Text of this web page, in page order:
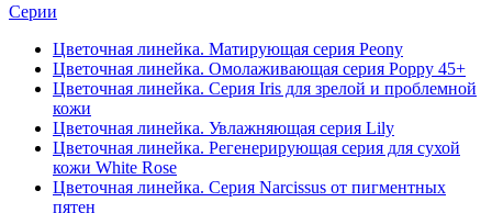
Серии
Цветочная линейка. Матирующая серия Peony
Цветочная линейка. Омолаживающая серия Poppy 45+
Цветочная линейка. Серия Iris для зрелой и проблемной
кожи
Цветочная линейка. Увлажняющая серия Lily
Цветочная линейка. Регенерирующая серия для сухой
кожи White Rose
Цветочная линейка. Серия Narcissus от пигментных
пятен